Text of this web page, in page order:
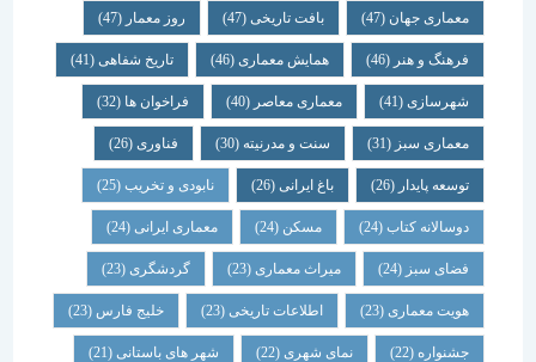
معماری جهان (47) بافت تاریخی(47) روز معمار(47)
فرهنگ و هنر(46) همایش معماری (46) تاریخ شفاهی (41)
شهرسازی(41) معماری معاصر(40) فراخوان ها (32)
معماری سبز(31) سنت و مدرنیته(30) فناوری (26)
توسعه پایدار(26) باغ ایرانی(26) نابودی و تخریب(25)
دوسالانه کتاب(24) مسکن (24) معماری ایرانی(24)
فضای سبز(24) میراث معماری (23) گردشگری (23)
هویت معماری (23) اطلاعات تاریخی(23) خلیج فارس(23)
جشنواره(22) نمای شهری(22) شهر های باستانی (21)